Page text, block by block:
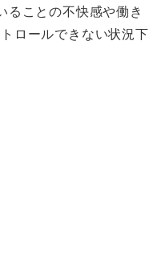
ことの不快感や働き
ロールできない状況下